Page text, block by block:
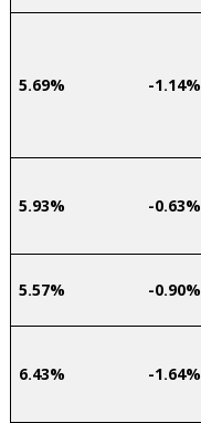
-1.14%
5.69%
-0.63%
5.93%
-0.90%
5.57%
-1.64%
6.43%